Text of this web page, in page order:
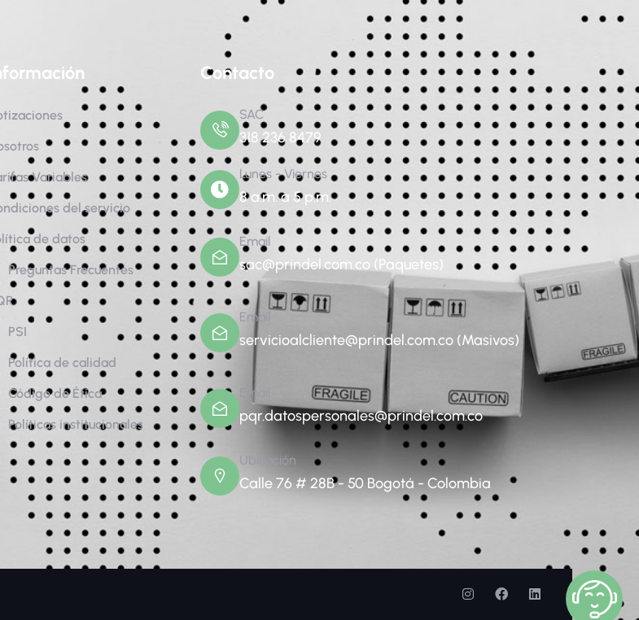
Variables
del servicio
de datos
Preguntas Frecuentes
PSI
Política de calidad
Código de Ética
Políticas institucionales
Contacto
SAC
318 236 8479
Lunes - Viernes
8 a.m. a 5 p.m.
Email
sac@prindel.com.co (Paquetes)
Email
servicioalcliente@prindel.com.co (Masivos)
Email
pqr.datospersonales@prindel.com.co
Ubicación
Calle 76 # 28B - 50 Bogotá - Colombia